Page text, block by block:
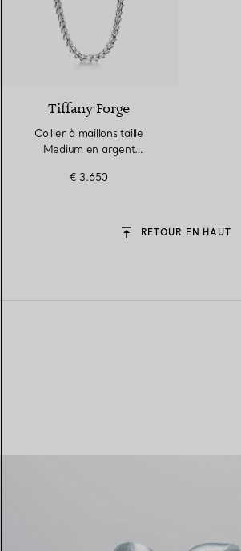
Tiffany Forge
Collier à maillons taille
Medium en argent
€ 3.650
RETOUR EN HAUT